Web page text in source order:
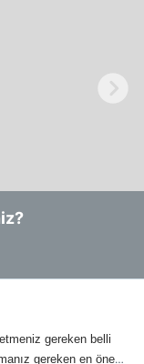
gereken belli
gereken en önemli